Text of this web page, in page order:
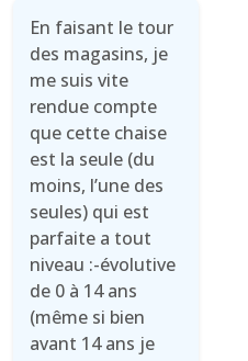
En faisant le tour
des magasins, je
me suis vite
rendue compte
que cette chaise
est la seule (du
moins, l’une des
seules) qui est
parfaite a tout
niveau :-évolutive
de 0 à 14 ans
(même si bien
avant 14 ans je